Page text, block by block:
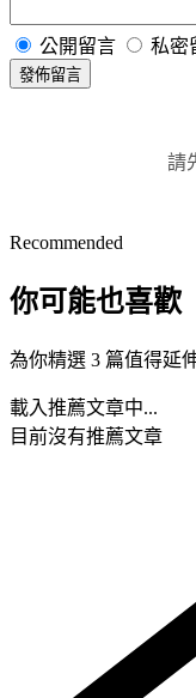
公開留言 私密
發佈留言
請
Recommended
你可能也喜歡
為你精選 3 篇值得延
載入推薦文章中...
目前沒有推薦文章